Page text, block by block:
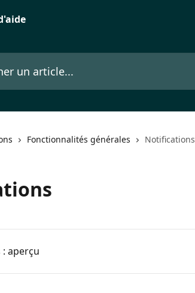
Fonctionnalités générales Notifications
aperçu